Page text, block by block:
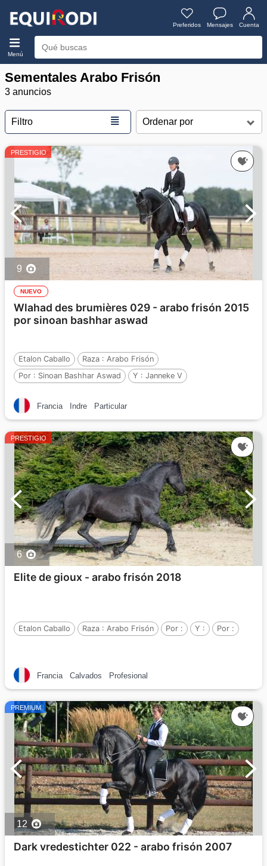
Preferidos Mensajes Cuenta
Menú
Sementales Arabo Frisón
3 anuncios
Filtro ≣
PRESTIGIO
9
NUEVO
Wlahad des brumières 029 - arabo frisón 2015
por sinoan bashhar aswad
Etalon Caballo Raza : Arabo Frisón
Por : Sinoan Bashhar Aswad Y : Janneke V
Francia
Indre Particular
PRESTIGIO
6
Elite de gioux - arabo frisón 2018
Etalon Caballo Raza : Arabo Frisón Por : Y : Por :
Francia Calvados Profesional
PREMIUM
12
Dark vredestichter 022 - arabo frisón 2007